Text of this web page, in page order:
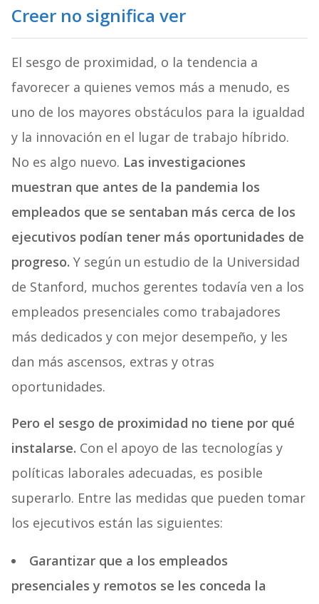
Creer no significa ver
El sesgo de proximidad, o la tendencia a
favorecer a quienes vemos más a menudo, es
uno de los mayores obstáculos para la igualdad
y la innovación en el lugar de trabajo híbrido.
No es algo nuevo. Las investigaciones
muestran que antes de la pandemia los
empleados que se sentaban más cerca de los
ejecutivos podían tener más oportunidades de
progreso. Y según un estudio de la Universidad
de Stanford, muchos gerentes todavía ven a los
empleados presenciales como trabajadores
más dedicados y con mejor desempeño, y les
dan más ascensos, extras y otras
oportunidades.
Pero el sesgo de proximidad no tiene por qué
instalarse. Con el apoyo de las tecnologías y
políticas laborales adecuadas, es posible
superarlo. Entre las medidas que pueden tomar
los ejecutivos están las siguientes:
Garantizar que a los empleados
presenciales y remotos se les conceda la